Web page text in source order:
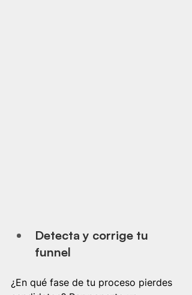
Detecta y corrige tu
funnel
¿En qué fase de tu proceso pierdes